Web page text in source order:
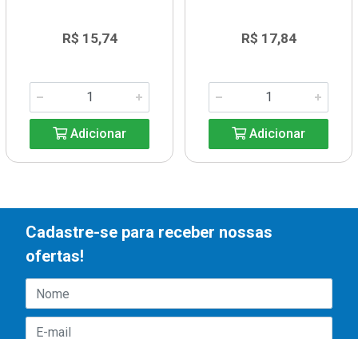
R$ 15,74
Adicionar
R$ 17,84
Adicionar
Cadastre-se para receber nossas
ofertas!